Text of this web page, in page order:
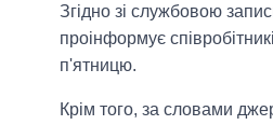
Згідно зі службовою
проінформує
п'ятницю.
Крім того, за словами